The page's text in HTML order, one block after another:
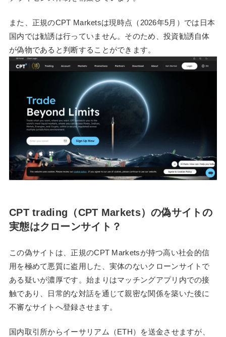
また、正規のCPT Marketsは現時点（2026年5月）では日本
国内では勧誘は行っていません。そのため、投資勧誘自体
が偽物であると判断することができます。
CPT trading（CPT Markets）の偽サイトの
実態はクローンサイト？
この偽サイトは、正規のCPT Marketsが持つ高い社会的信
用を極めて悪質に盗用した、実体のないクローンサイトで
ある疑いが濃厚です。始まりはマッチングアプリ内での接
触であり、日常的な対話を通じて親密な関係を築いた後に
不審なサイトへ登録させます。
国内取引所からイーサリアム（ETH）を送金させますが、